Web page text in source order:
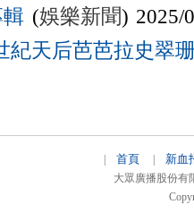
(娛樂新聞) 2025/
紀天后芭芭拉史翠
首頁 新血
大眾廣播股份有